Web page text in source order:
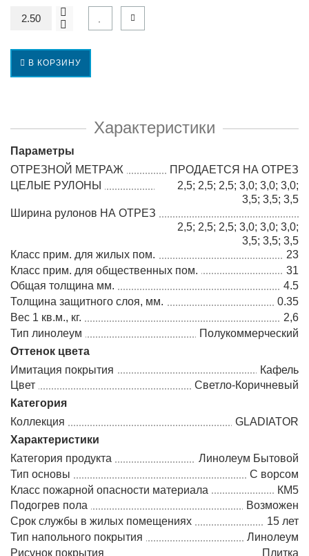
В КОРЗИНУ
Характеристики
Параметры
ОТРЕЗНОЙ МЕТРАЖ
ПРОДАЕТСЯ НА ОТРЕЗ
ЦЕЛЫЕ РУЛОНЫ
2,5; 2,5; 2,5; 3,0; 3,0; 3,0;
3,5; 3,5; 3,5
Ширина рулонов НА ОТРЕЗ
2,5; 2,5; 2,5; 3,0; 3,0; 3,0;
3,5; 3,5; 3,5
Класс прим. для жилых пом.
23
Класс прим. для общественных пом.
31
Общая толщина мм.
4.5
Толщина защитного слоя, мм.
0.35
Вес 1 кв.м., кг.
2,6
Тип линолеум
Полукоммерческий
Оттенок цвета
Имитация покрытия
Кафель
Цвет
Светло-Коричневый
Категория
Коллекция
GLADIATOR
Характеристики
Категория продукта
Линолеум Бытовой
Тип основы
С ворсом
Класс пожарной опасности материала
КМ5
Подогрев пола
Возможен
Срок службы в жилых помещениях
15 лет
Тип напольного покрытия
Линолеум
Рисунок покрытия
Плитка